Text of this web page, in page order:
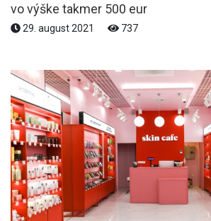
vo výške takmer 500 eur
29. august 2021 737